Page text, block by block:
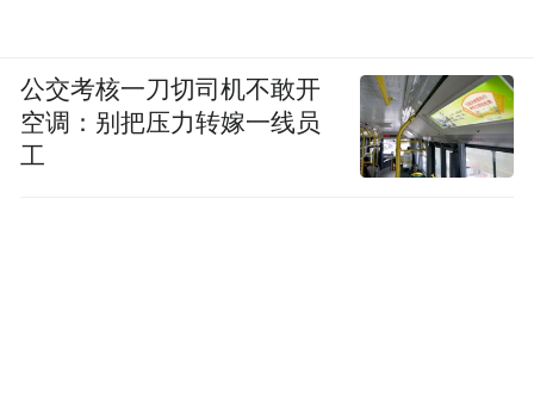
公交考核一刀切司机不敢开
空调：别把压力转嫁一线员
工